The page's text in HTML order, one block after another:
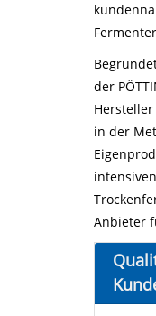
der
in der
Anbieter